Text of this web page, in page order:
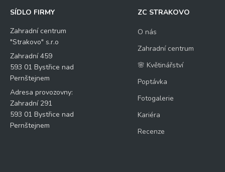
SÍDLO FIRMY
Zahradní centrum
"Strakovo" s.r.o
Zahradní 459
593 01 Bystřice nad
Pernštejnem
Adresa provozovny:
Zahradní 291
593 01 Bystřice nad
Pernštejnem
ZC STRAKOVO
O nás
Zahradní centrum
🌸 Květinářství
Poptávka
Fotogalerie
Kariéra
Recenze